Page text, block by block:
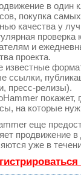
в один
покупка
качества у
проверка
и
проекта.
ссылки,
пресс-релизы).
покажет,
на которые
еще
продвижение
уже в